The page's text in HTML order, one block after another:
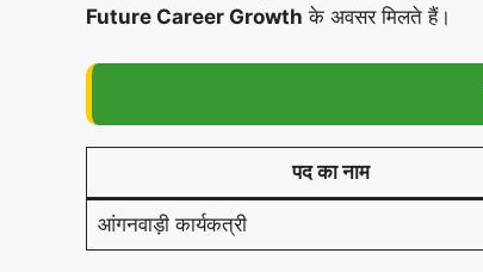
Future Career Growth के अवसर मिलते हैं।
पद का नाम
आंगनवाड़ी कार्यकत्री